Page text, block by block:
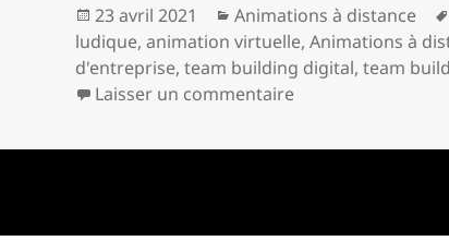
Publié
le
23 avril 2021 Catégories
Animations à distance
ludique,animation virtuelle,Animations à
d'entreprise,team building digital,team
Laisser un commentairesur Team Building